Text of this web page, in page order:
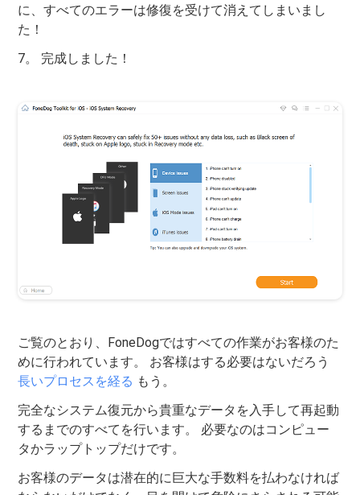
に、すべてのエラーは修復を受けて消えてしまいまし
た！
7。 完成しました！
ご覧のとおり、FoneDogではすべての作業がお客様のた
めに行われています。 お客様はする必要はないだろう
長いプロセスを経る もう。
完全なシステム復元から貴重なデータを入手して再起動
するまでのすべてを行います。 必要なのはコンピュー
タかラップトップだけです。
お客様のデータは潜在的に巨大な手数料を払わなければ